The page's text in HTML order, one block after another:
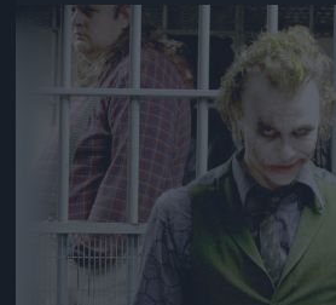
Jön még kép!